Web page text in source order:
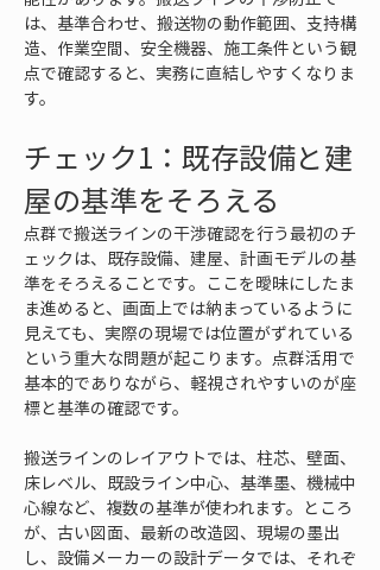
は、基準合わせ、搬送物の動作範囲、支持構
造、作業空間、安全機器、施工条件という観
点で確認すると、実務に直結しやすくなりま
す。
チェック1：既存設備と建
屋の基準をそろえる
点群で搬送ラインの干渉確認を行う最初のチ
ェックは、既存設備、建屋、計画モデルの基
準をそろえることです。ここを曖昧にしたま
ま進めると、画面上では納まっているように
見えても、実際の現場では位置がずれている
という重大な問題が起こります。点群活用で
基本的でありながら、軽視されやすいのが座
標と基準の確認です。
搬送ラインのレイアウトでは、柱芯、壁面、
床レベル、既設ライン中心、基準墨、機械中
心線など、複数の基準が使われます。ところ
が、古い図面、最新の改造図、現場の墨出
し、設備メーカーの設計データでは、それぞ